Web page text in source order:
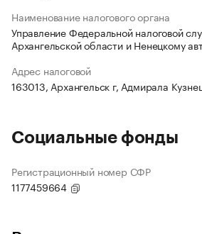
Наименование налогового органа
Управление Федеральной налоговой
Архангельской области и Ненецкому
Адрес налоговой
163013, Архангельск г, Адмирала
Социальные фонды
Регистрационный номер СФР
1177459664